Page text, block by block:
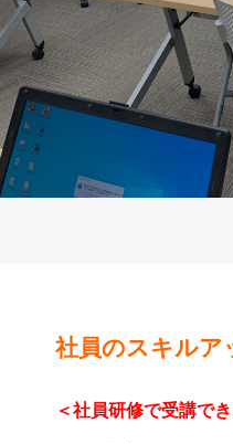
社員のスキルア
＜社員研修で受講で